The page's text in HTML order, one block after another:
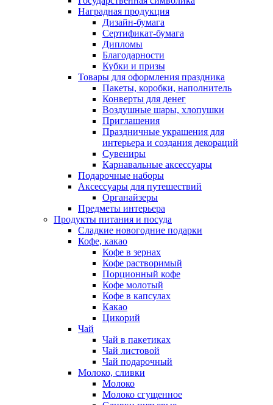
Наградная продукция
Дизайн-бумага
Сертификат-бумага
Дипломы
Благодарности
Кубки и призы
Товары для оформления праздника
Пакеты, коробки, наполнитель
Конверты для денег
Воздушные шары, хлопушки
Приглашения
Праздничные украшения для
интерьера и создания декораций
Сувениры
Карнавальные аксессуары
Подарочные наборы
Аксессуары для путешествий
Органайзеры
Предметы интерьера
Продукты питания и посуда
Сладкие новогодние подарки
Кофе, какао
Кофе в зернах
Кофе растворимый
Порционный кофе
Кофе молотый
Кофе в капсулах
Какао
Цикорий
Чай
Чай в пакетиках
Чай листовой
Чай подарочный
Молоко, сливки
Молоко
Молоко сгущенное